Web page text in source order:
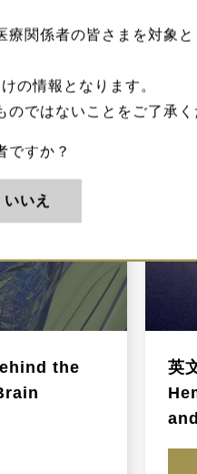
療関係者の皆さまを対象
の情報となります。
ではないことをご了承く
ですか？
いいえ
the
英